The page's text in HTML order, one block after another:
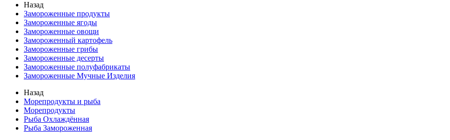
Назад
Замороженные продукты
Замороженные ягоды
Замороженные овощи
Замороженный картофель
Замороженные грибы
Замороженные десерты
Замороженные полуфабрикаты
Замороженные Мучные Изделия
Назад
Морепродукты и рыба
Морепродукты
Рыба Охлаждённая
Рыба Замороженная